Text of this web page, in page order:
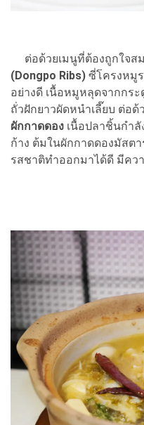
ต่อด้วยเมนูที่ต้องถูกใจส
(Dongpo Ribs) ซี่โครงหมู
อย่างดี เนื้อหมูหลุดจากกร
ถั่วฝักยาวผัดหนำเลี๊ยบ ต่อ
ผักกาดดอง เนื้อปลาชิ้นกำ
ก้าง ต้มในผักกาดดองมัสต
รสชาติทำออกมาได้ดี มีคว